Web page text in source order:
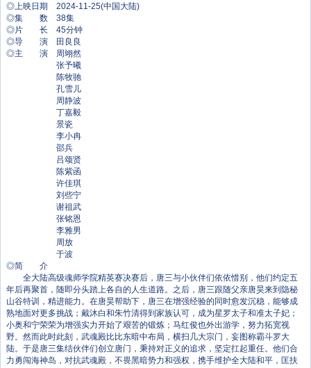
◎上映日期 2024-11-25(中国大陆)
◎集 数 38集
◎片 长 45分钟
◎导 演 田良良
◎主 演 周翊然
张予曦
陈牧驰
孔雪儿
周静波
丁嘉毅
景瓷
李小冉
邵兵
吕颂贤
陈紫函
许佳琪
刘些宁
谢祖武
张铭恩
李雅男
周放
于波
◎简 介
全大陆高级魂师学院精英赛决赛后，唐三与小伙伴们依依惜别，他们约定五
年后再聚首，随即分头踏上各自的人生道路。之后，唐三跟随父亲唐昊来到隐秘
山谷特训，精进能力。在唐昊帮助下，唐三在增强经验的同时愈发沉稳，能够成
熟地面对更多挑战；戴沐白和朱竹清得到家族认可，成为星罗太子和准太子妃；
小奥和宁荣荣为增强实力开始了艰苦的锻炼；马红俊也外出游学，努力拓宽视
野。然而此时此刻，武魂殿比比东暗中布局，横扫几大宗门，妄图称霸斗罗大
陆。于是唐三集结伙伴们创立唐门，秉持对正义的追求，坚定扛起重任。他们合
力勇闯海神岛，对抗武魂殿，不畏黑暗势力和强权，携手维护全大陆和平，匡扶